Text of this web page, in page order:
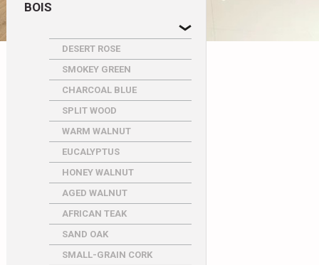
BOIS
DESERT ROSE
SMOKEY GREEN
CHARCOAL BLUE
SPLIT WOOD
WARM WALNUT
EUCALYPTUS
HONEY WALNUT
AGED WALNUT
AFRICAN TEAK
SAND OAK
SMALL-GRAIN CORK